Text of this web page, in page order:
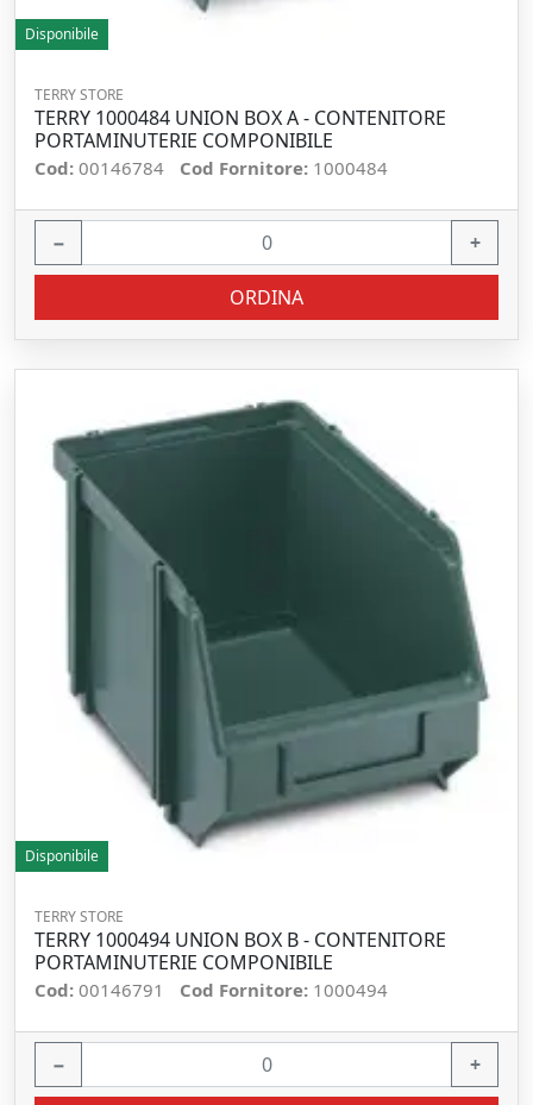
Disponibile
TERRY STORE
TERRY 1000484 UNION BOX A - CONTENITORE
PORTAMINUTERIE COMPONIBILE
Cod: 00146784 Cod Fornitore: 1000484
− +
ORDINA
Disponibile
TERRY STORE
TERRY 1000494 UNION BOX B - CONTENITORE
PORTAMINUTERIE COMPONIBILE
Cod: 00146791 Cod Fornitore: 1000494
− +